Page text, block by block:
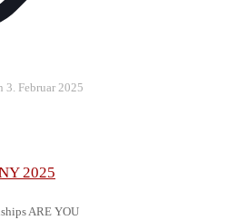
3. Februar 2025
2025
ARE YOU